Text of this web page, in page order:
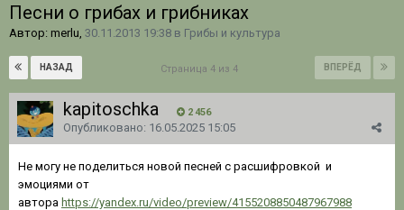
Песни о грибах и грибниках
Автор: merlu, 30.11.2013 19:38 в Грибы и культура
НАЗАД ВПЕРЁД
Страница 4 из 4
kapitoschka 2 456
Опубликовано: 16.05.2025 15:05
Не могу не поделиться новой песней с расшифровкой и
эмоциями от
автора https://yandex.ru/video/preview/4155208850487967988